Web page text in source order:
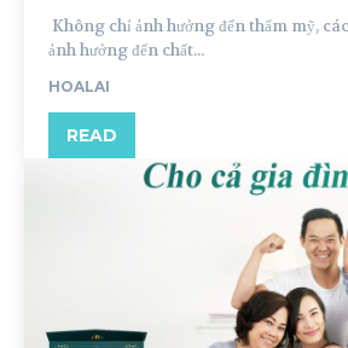
Không chỉ ảnh hưởng đến thẩm mỹ,
ảnh hưởng đến chất...
HOALAI
READ